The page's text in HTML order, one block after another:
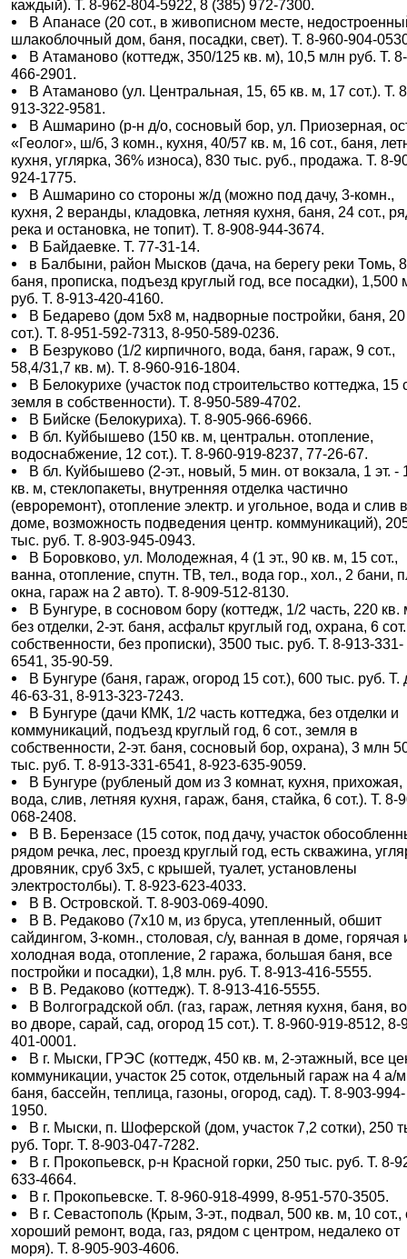
каждый). Т. 8-962-804-5922, 8 (385) 972-7300.
В Апанасе (20 сот., в живописном месте,
шлакоблочный дом, баня, посадки, свет). Т. 8-960-904-
В Атаманово (коттедж, 350/125 кв. м), 10,5 млн руб. Т.
466-2901.
В Атаманово (ул. Центральная, 15, 65 кв. м, 17 сот.). Т.
913-322-9581.
В Ашмарино (р-н д/о, сосновый бор, ул. Приозерная,
«Геолог», ш/б, 3 комн., кухня, 40/57 кв. м, 16 сот., баня,
кухня, углярка, 36% износа), 830 тыс. руб., продажа. Т. 8-
924-1775.
В Ашмарино со стороны ж/д (можно под дачу, 3-комн.,
кухня, 2 веранды, кладовка, летняя кухня, баня, 24 сот.,
река и остановка, не топит). Т. 8-908-944-3674.
В Байдаевке. Т. 77-31-14.
в Балбыни, район Мысков (дача, на берегу реки Томь, 8
баня, прописка, подъезд круглый год, все посадки), 1,500
руб. Т. 8-913-420-4160.
В Бедарево (дом 5х8 м, надворные постройки, баня, 20
сот.). Т. 8-951-592-7313, 8-950-589-0236.
В Безруково (1/2 кирпичного, вода, баня, гараж, 9 сот.,
58,4/31,7 кв. м). Т. 8-960-916-1804.
В Белокурихе (участок под строительство коттеджа, 15
земля в собственности). Т. 8-950-589-4702.
В Бийске (Белокуриха). Т. 8-905-966-6966.
В бл. Куйбышево (150 кв. м, центральн. отопление,
водоснабжение, 12 сот.). Т. 8-960-919-8237, 77-26-67.
В бл. Куйбышево (2-эт., новый, 5 мин. от вокзала, 1 эт. -
кв. м, стеклопакеты, внутренняя отделка частично
(евроремонт), отопление электр. и угольное, вода и слив
доме, возможность подведения центр. коммуникаций),
тыс. руб. Т. 8-903-945-0943.
В Боровково, ул. Молодежная, 4 (1 эт., 90 кв. м, 15 сот.,
ванна, отопление, спутн. ТВ, тел., вода гор., хол., 2 бани,
окна, гараж на 2 авто). Т. 8-909-512-8130.
В Бунгуре, в сосновом бору (коттедж, 1/2 часть, 220 кв.
без отделки, 2-эт. баня, асфальт круглый год, охрана, 6
собственности, без прописки), 3500 тыс. руб. Т. 8-913-331-
6541, 35-90-59.
В Бунгуре (баня, гараж, огород 15 сот.), 600 тыс. руб. Т.
46-63-31, 8-913-323-7243.
В Бунгуре (дачи КМК, 1/2 часть коттеджа, без отделки и
коммуникаций, подъезд круглый год, 6 сот., земля в
собственности, 2-эт. баня, сосновый бор, охрана), 3 млн
тыс. руб. Т. 8-913-331-6541, 8-923-635-9059.
В Бунгуре (рубленый дом из 3 комнат, кухня, прихожая,
вода, слив, летняя кухня, гараж, баня, стайка, 6 сот.). Т. 8-
068-2408.
В В. Берензасе (15 соток, под дачу, участок
рядом речка, лес, проезд круглый год, есть скважина,
дровяник, сруб 3х5, с крышей, туалет, установлены
электростолбы). Т. 8-923-623-4033.
В В. Островской. Т. 8-903-069-4090.
В В. Редаково (7х10 м, из бруса, утепленный, обшит
сайдингом, 3-комн., столовая, с/у, ванная в доме, горячая
холодная вода, отопление, 2 гаража, большая баня, все
постройки и посадки), 1,8 млн. руб. Т. 8-913-416-5555.
В В. Редаково (коттедж). Т. 8-913-416-5555.
В Волгоградской обл. (газ, гараж, летняя кухня, баня,
во дворе, сарай, сад, огород 15 сот.). Т. 8-960-919-8512, 8-
401-0001.
В г. Мыски, ГРЭС (коттедж, 450 кв. м, 2-этажный, все
коммуникации, участок 25 соток, отдельный гараж на 4 а/
баня, бассейн, теплица, газоны, огород, сад). Т. 8-903-994-
1950.
В г. Мыски, п. Шоферской (дом, участок 7,2 сотки), 250
руб. Торг. Т. 8-903-047-7282.
В г. Прокопьевск, р-н Красной горки, 250 тыс. руб. Т. 8-
633-4664.
В г. Прокопьевске. Т. 8-960-918-4999, 8-951-570-3505.
В г. Севастополь (Крым, 3-эт., подвал, 500 кв. м, 10 сот.,
хороший ремонт, вода, газ, рядом с центром, недалеко от
моря). Т. 8-905-903-4606.